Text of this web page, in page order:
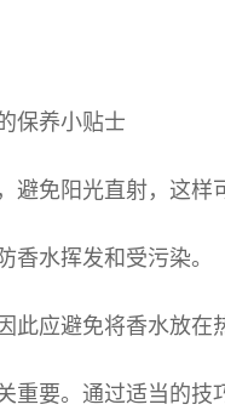
保养小贴士
免阳光直射，这样
水挥发和受污染。
应避免将香水放在
重要。通过适当的技